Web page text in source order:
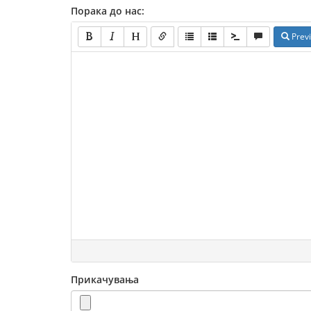
Порака до нас:
Прикачувања